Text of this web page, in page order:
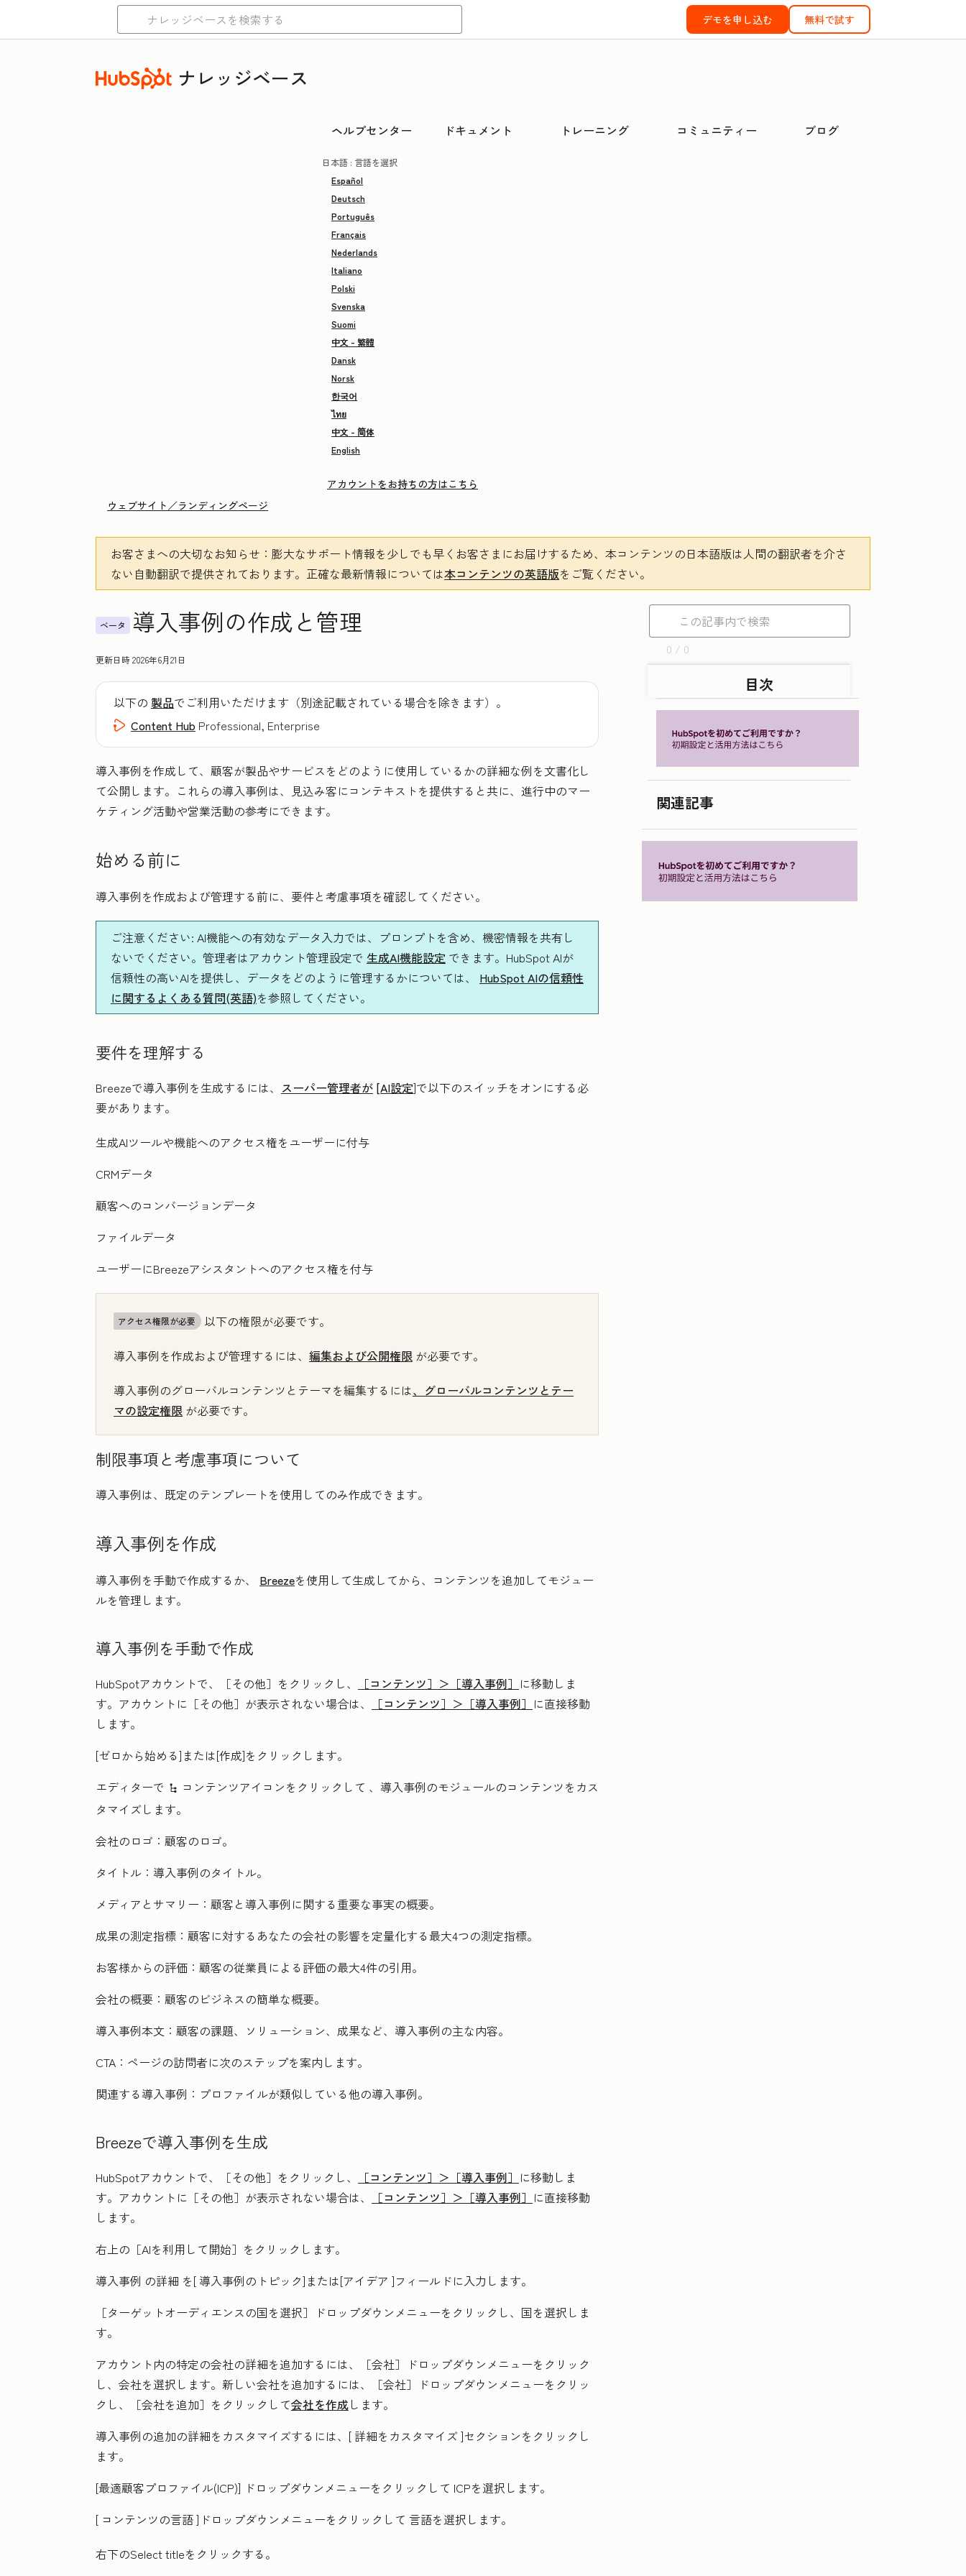
デモを申し込む 無料で試す
ナレッジベース
ヘルプセンター ドキュメント トレーニング コミュニティー ブログ
日本語 : 言語を選択
Español
Deutsch
Português
Français
Nederlands
Italiano
Polski
Svenska
Suomi
中文 - 繁體
Dansk
Norsk
한국어
ไทย
中文 - 简体
English
アカウントをお持ちの方はこちら
ウェブサイト／ランディングページ
お客さまへの大切なお知らせ ：膨大なサポート情報を少しでも早くお客さまにお届けするため、本コンテンツの日本語版は人間の翻訳者を介さ
ない自動翻訳で提供されております。 正確な最新情報については本コンテンツの英語版をご覧ください。
ベータ 導入事例の作成と管理
更新日時2026年6月21日
以下の 製品でご利用いただけます（別途記載されている場合を除きます）。
Content Hub Professional, Enterprise
導入事例を作成して、顧客が製品やサービスをどのように使用しているかの詳細な例を文書化し
て公開します。これらの導入事例は、見込み客にコンテキストを提供すると共に、進行中のマー
ケティング活動や営業活動の参考にできます。
始める前に
導入事例を作成および管理する前に、要件と考慮事項を確認してください。
ご注意ください: AI機能への有効なデータ入力では、プロンプトを含め、機密情報を共有し
ないでください。管理者はアカウント管理設定で 生成AI機能設定 できます。HubSpot AIが
信頼性の高いAIを提供し、データをどのように管理するかについては、 HubSpot AIの信頼性
に関するよくある質問(英語)を参照してください。
要件を理解する
Breezeで導入事例を生成するには、 スーパー管理者が [AI設定]で以下のスイッチをオンにする必
要があります。
生成AIツールや機能へのアクセス権をユーザーに付与
CRMデータ
顧客へのコンバージョンデータ
ファイルデータ
ユーザーにBreezeアシスタントへのアクセス権を付与
アクセス権限が必要
以下の権限が必要です。
導入事例を作成および管理するには、 編集および公開権限 が必要です。
導入事例のグローバルコンテンツとテーマを編集するには、グローバルコンテンツとテー
マの設定権限 が必要です。
制限事項と考慮事項について
導入事例は、既定のテンプレートを使用してのみ作成できます。
導入事例を作成
導入事例を手動で作成するか、 Breezeを使用して生成してから、コンテンツを追加してモジュー
ルを管理します。
導入事例を手動で作成
HubSpotアカウントで、 ［その他］をクリックし、 ［コンテンツ］＞ ［導入事例］ に移動しま
す。アカウントに ［その他］が表示されない場合は、 ［コンテンツ］＞ ［導入事例］ に直接移動
します。
[ゼロから始める]または[作成]をクリックします。
エディターで siteTreeIcon コンテンツアイコンをクリックして 、導入事例のモジュールのコンテンツをカス
タマイズします。
会社のロゴ： 顧客のロゴ。
タイトル： 導入事例のタイトル。
メディアとサマリー： 顧客と導入事例に関する重要な事実の概要。
成果の測定指標： 顧客に対するあなたの会社の影響を定量化する最大4つの測定指標。
お客様からの評価： 顧客の従業員による評価の最大4件の引用。
会社の概要： 顧客のビジネスの簡単な概要。
導入事例本文： 顧客の課題、ソリューション、成果など、導入事例の主な内容。
CTA： ページの訪問者に次のステップを案内します。
関連する導入事例： プロファイルが類似している他の導入事例。
Breezeで導入事例を生成
HubSpotアカウントで、 ［その他］をクリックし、 ［コンテンツ］＞ ［導入事例］ に移動しま
す。アカウントに ［その他］が表示されない場合は、 ［コンテンツ］＞ ［導入事例］ に直接移動
します。
右上の ［AIを利用して開始］をクリックします。
導入事例 の詳細 を[ 導入事例のトピック]または[アイデア ]フィールドに入力します。
［ターゲットオーディエンスの国を選択］
ドロップダウンメニューをクリックし、 国を選択しま
す。
アカウント内の特定の会社の詳細を追加するには、
［会社］ドロップダウンメニューをクリック
し、 会社を選択します。新しい会社を追加するには、
［会社］ドロップダウンメニューをクリッ
クし、
［会社を追加］をクリックして会社を作成します。
導入事例の追加の詳細をカスタマイズするには、[ 詳細をカスタマイズ]セクションをクリックし
ます。
[最適顧客プロファイル(ICP)] ドロップダウンメニューをクリックして ICPを選択します。
[ コンテンツの言語]ドロップダウンメニューをクリックして 言語を選択します。
右下のSelect titleをクリックする。
0 / 0
目次
関連記事